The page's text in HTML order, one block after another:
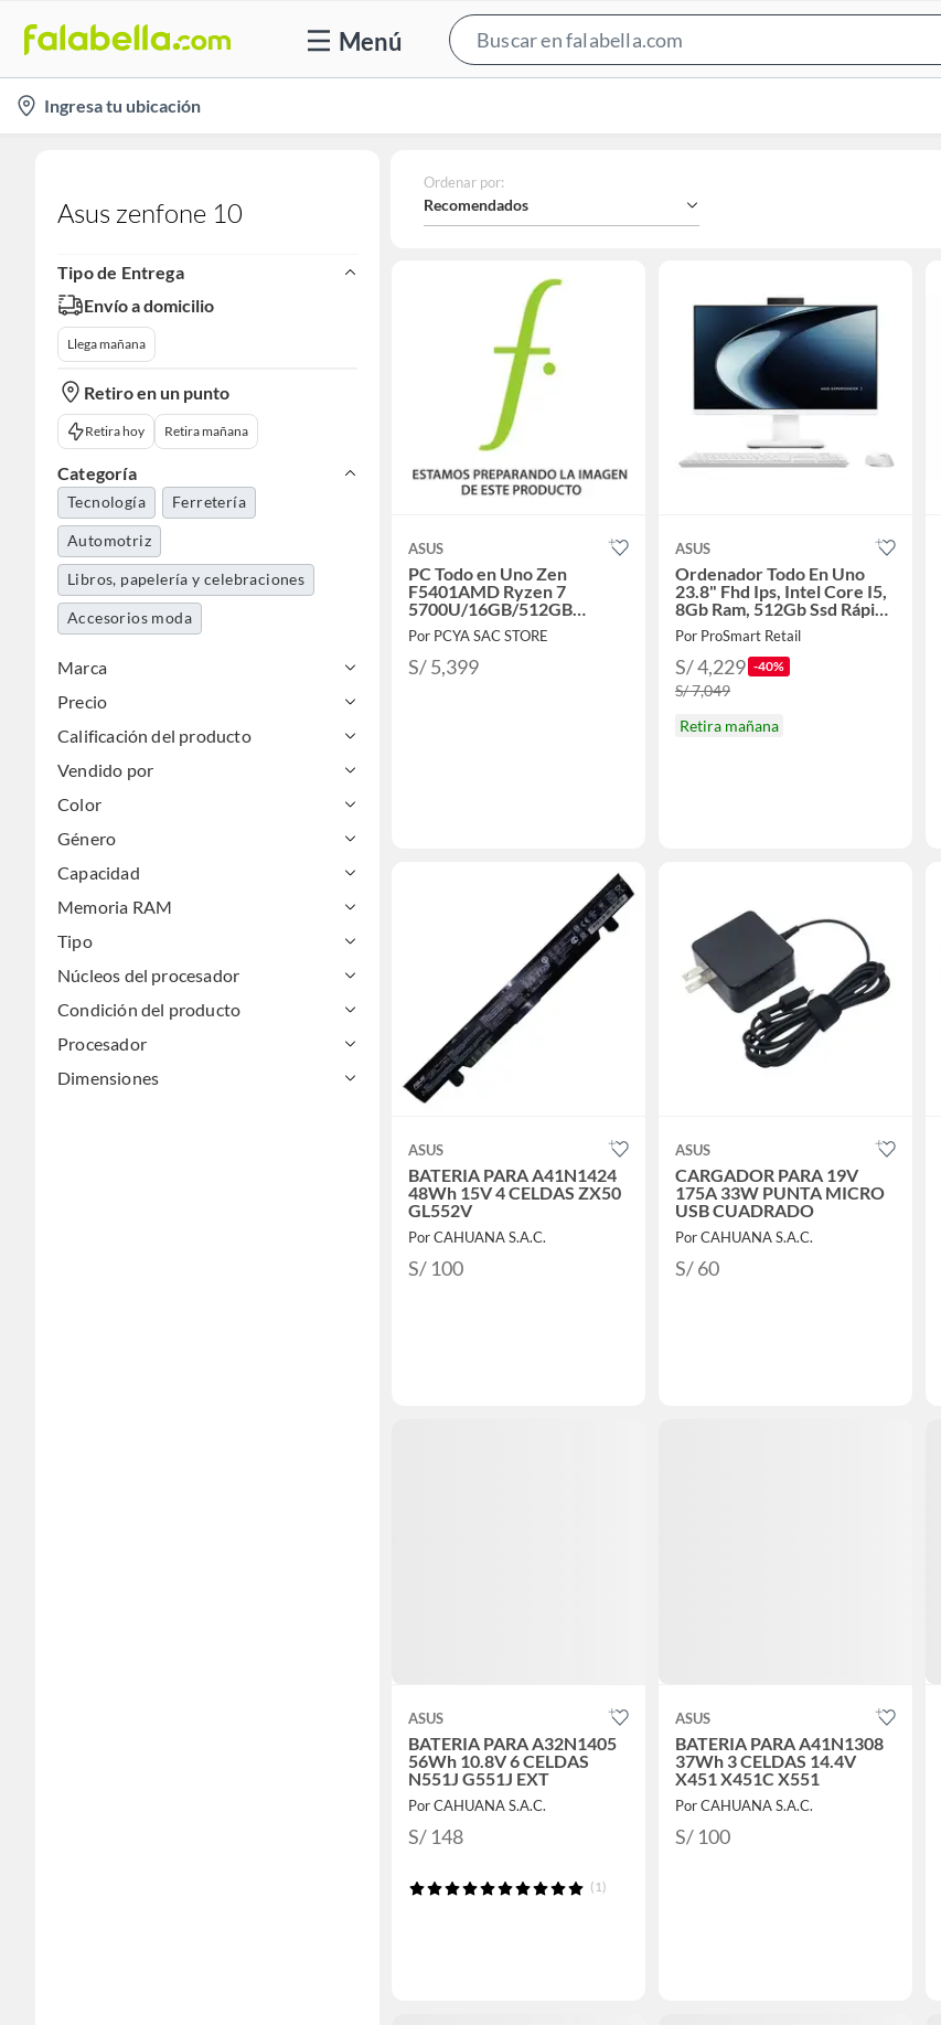
Menú
Bar
location-
icon
Ingresa tu ubicación
Asus zenfone 10
Tipo de Entrega
Envío a domicilio
Llega mañana
Retiro en un punto
Retira hoy Retira mañana
Categoría
Tecnología Ferretería
Automotriz
Libros, papelería y celebraciones
Accesorios moda
Marca
Precio
Calificación del producto
Vendido por
Color
Género
Capacidad
Memoria RAM
Tipo
Núcleos del procesador
Condición del producto
Procesador
Dimensiones
Ordenar por:
Recomendados
ASUS
PC Todo en Uno Zen
F5401AMD Ryzen 7
5700U/16GB/512GB
M.2/(23.8") FHD/ TOUCH
Por PCYA SAC STORE
S/ 5,399
ASUS
Ordenador Todo En Uno
23.8" Fhd Ips, Intel Core I5,
8Gb Ram, 512Gb Ssd Rápido
Y Efici
Por ProSmart Retail
S/ 4,229 -40%
S/ 7,049
Retira mañana
ASUS
BATERIA PARA A41N1424
48Wh 15V 4 CELDAS ZX50
GL552V
Por CAHUANA S.A.C.
S/ 100
ASUS
CARGADOR PARA 19V
175A 33W PUNTA MICRO
USB CUADRADO
Por CAHUANA S.A.C.
S/ 60
ASUS
BATERIA PARA A32N1405
56Wh 10.8V 6 CELDAS
N551J G551J EXT
Por CAHUANA S.A.C.
S/ 148
(1)
ASUS
BATERIA PARA A41N1308
37Wh 3 CELDAS 14.4V
X451 X451C X551
Por CAHUANA S.A.C.
S/ 100